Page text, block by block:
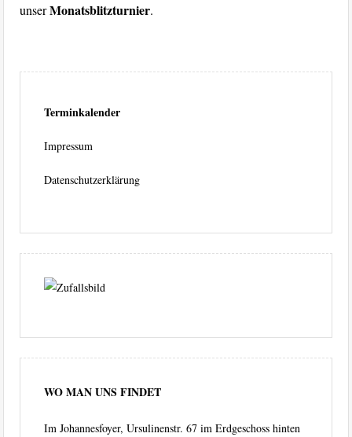
unserMonatsblitzturnier.
Terminkalender
Impressum
Datenschutzerklärung
WO MAN UNS FINDET
Im Johannesfoyer, Ursulinenstr. 67 im Erdgeschoss hinten